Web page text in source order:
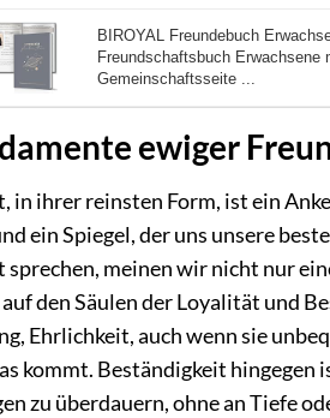
BIROYAL Freundebuch
Freundschaftsbuch Erwachsene
Gemeinschaftsseite ...
ewiger
in ihrer reinsten Form, ist ein
ein Spiegel, der uns unsere
sprechen, meinen wir nicht nur
den Säulen der Loyalität und
Ehrlichkeit, auch wenn sie
kommt. Beständigkeit
zu überdauern, ohne an Tiefe